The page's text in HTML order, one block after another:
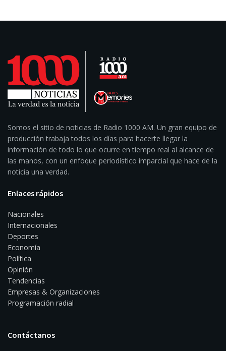
Somos el sitio de noticias de Radio 1000 AM. Un gran equipo de
producción trabaja todos los días para hacerte llegar la
información de todo lo que ocurre en tiempo real al alcance de
las manos, con un enfoque periodístico imparcial que hace de la
noticia una verdad.
Enlaces rápidos
Nacionales
Internacionales
Deportes
Economía
Política
Opinión
Tendencias
Empresas & Organizaciones
Programación radial
Contáctanos